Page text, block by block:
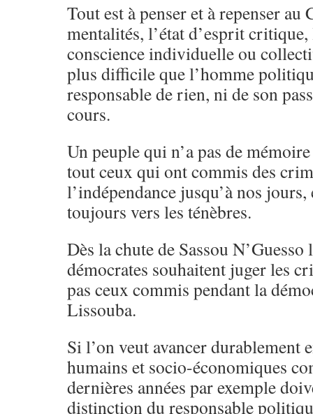
Tout est à penser et à repenser au
mentalités, l’état d’esprit
conscience individuelle ou
plus difficile que l’homme
responsable de rien, ni de son
cours.
Un peuple qui n’a pas de
tout ceux qui ont commis des
l’indépendance jusqu’à nos
toujours vers les ténèbres.
Dès la chute de Sassou
démocrates souhaitent juger les
pas ceux commis pendant la
Lissouba.
Si l’on veut avancer durablement
humains et socio-économiques
dernières années par exemple
distinction du responsable